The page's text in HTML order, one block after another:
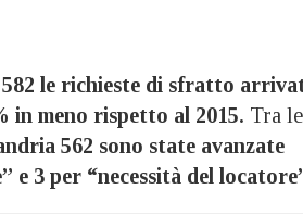
582 le richieste di sfratto
in meno rispetto al 2015. Tra le
562 sono state avanzate
e 3 per “necessità del